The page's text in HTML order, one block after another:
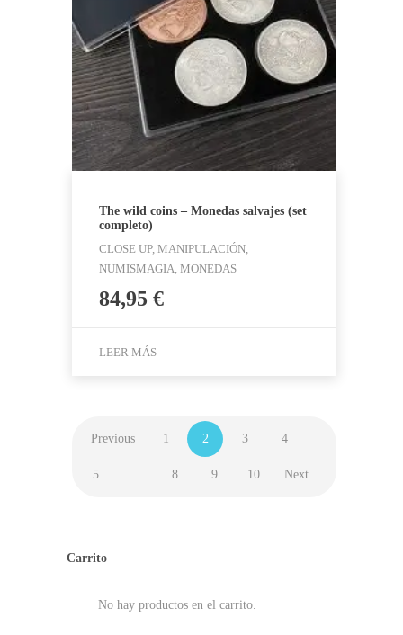
The wild coins – Monedas salvajes (set
completo)
CLOSE UP, MANIPULACIÓN,
NUMISMAGIA, MONEDAS
84,95 €
LEER MÁS
Previous 1 2 3 4
5 … 8 9 10 Next
Carrito
No hay productos en el carrito.